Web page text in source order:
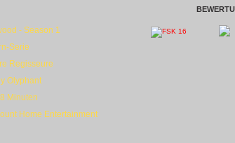
- Season 1
Serie
Regisseure
Olyphant
Minuten
Home Entertainment